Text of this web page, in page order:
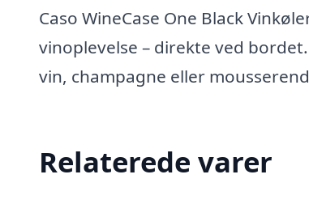
Caso WineCase One Black
vinoplevelse – direkte ved
vin, champagne eller
Relaterede varer